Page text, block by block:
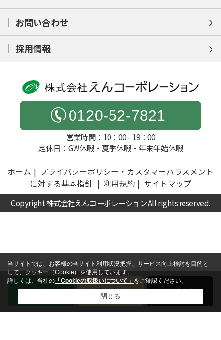
お問い合わせ
採用情報
0120-52-7821
営業時間：10：00 - 19：00
定休日：GW休暇・夏季休暇・年末年始休暇
ホーム
プライバシーポリシー・カスタマーハラスメント
に対する基本指針
利用規約 サイトマップ
Copyright 株式会社えんコーポレーション All rights reserved.
電話 お問い合わせ 無料査定
当サイトでは、お客様の当サイト利用状況把握、サービス向上検討を目的と
して、クッキー（Cookie）を使用しています。
詳しくは、当社の 「Cookieの取扱いについて」 をご確認ください。
閉じる